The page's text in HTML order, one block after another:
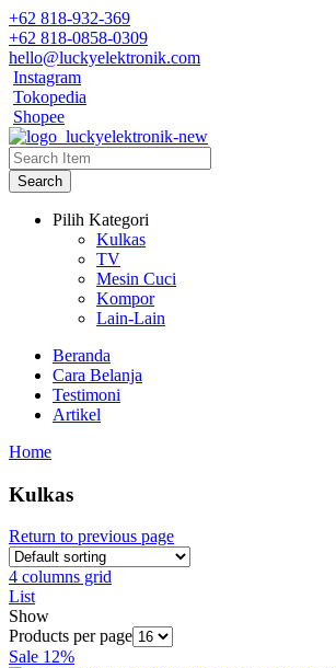
+62 818-932-369
+62 818-0858-0309
hello@luckyelektronik.com
Instagram
Tokopedia
Shopee
Search
Pilih Kategori
Kulkas
TV
Mesin Cuci
Kompor
Lain-Lain
Beranda
Cara Belanja
Testimoni
Artikel
Home
Kulkas
Return to previous page
4 columns grid
List
Show
Products per page
Sale 12%